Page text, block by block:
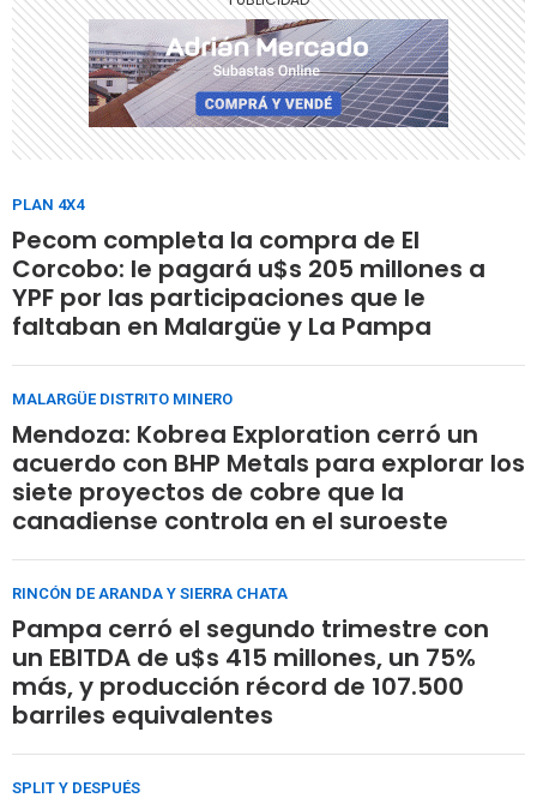
PLAN 4X4
Pecom completa la compra de El
Corcobo: le pagará u$s 205 millones a
YPF por las participaciones que le
faltaban en Malargüe y La Pampa
MALARGÜE DISTRITO MINERO
Mendoza: Kobrea Exploration cerró un
acuerdo con BHP Metals para explorar los
siete proyectos de cobre que la
canadiense controla en el suroeste
RINCÓN DE ARANDA Y SIERRA CHATA
Pampa cerró el segundo trimestre con
un EBITDA de u$s 415 millones, un 75%
más, y producción récord de 107.500
barriles equivalentes
SPLIT Y DESPUÉS